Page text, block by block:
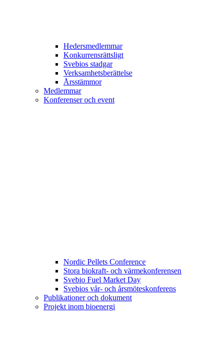
Hedersmedlemmar
Konkurrensrättsligt
Svebios stadgar
Verksamhetsberättelse
Årsstämmor
Medlemmar
Konferenser och event
Nordic Pellets Conference
Stora biokraft- och värmekonferensen
Svebio Fuel Market Day
Svebios vår- och årsmöteskonferens
Publikationer och dokument
Projekt inom bioenergi